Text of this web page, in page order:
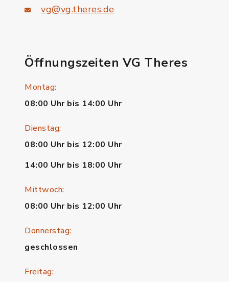
vg@vg.theres.de
Öffnungszeiten VG Theres
Montag:
08:00 Uhr bis 14:00 Uhr
Dienstag:
08:00 Uhr bis 12:00 Uhr
14:00 Uhr bis 18:00 Uhr
Mittwoch:
08:00 Uhr bis 12:00 Uhr
Donnerstag:
geschlossen
Freitag: